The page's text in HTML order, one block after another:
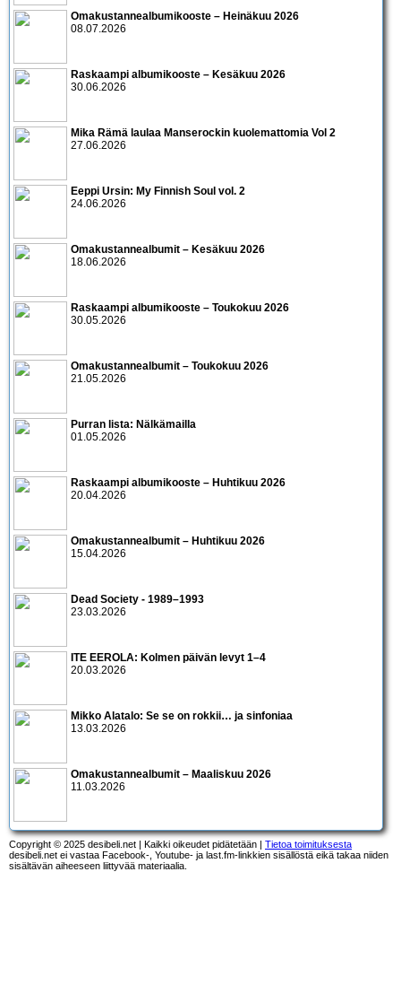
Omakustannealbumikooste – Heinäkuu 2026
08.07.2026
Raskaampi albumikooste – Kesäkuu 2026
30.06.2026
Mika Rämä laulaa Manserockin kuolemattomia Vol 2
27.06.2026
Eeppi Ursin: My Finnish Soul vol. 2
24.06.2026
Omakustannealbumit – Kesäkuu 2026
18.06.2026
Raskaampi albumikooste – Toukokuu 2026
30.05.2026
Omakustannealbumit – Toukokuu 2026
21.05.2026
Purran lista: Nälkämailla
01.05.2026
Raskaampi albumikooste – Huhtikuu 2026
20.04.2026
Omakustannealbumit – Huhtikuu 2026
15.04.2026
Dead Society - 1989–1993
23.03.2026
ITE EEROLA: Kolmen päivän levyt 1–4
20.03.2026
Mikko Alatalo: Se se on rokkii… ja sinfoniaa
13.03.2026
Omakustannealbumit – Maaliskuu 2026
11.03.2026
Copyright © 2025 desibeli.net | Kaikki oikeudet pidätetään | Tietoa toimituksesta
desibeli.net ei vastaa Facebook-, Youtube- ja last.fm-linkkien sisällöstä eikä takaa niiden
sisältävän aiheeseen liittyvää materiaalia.